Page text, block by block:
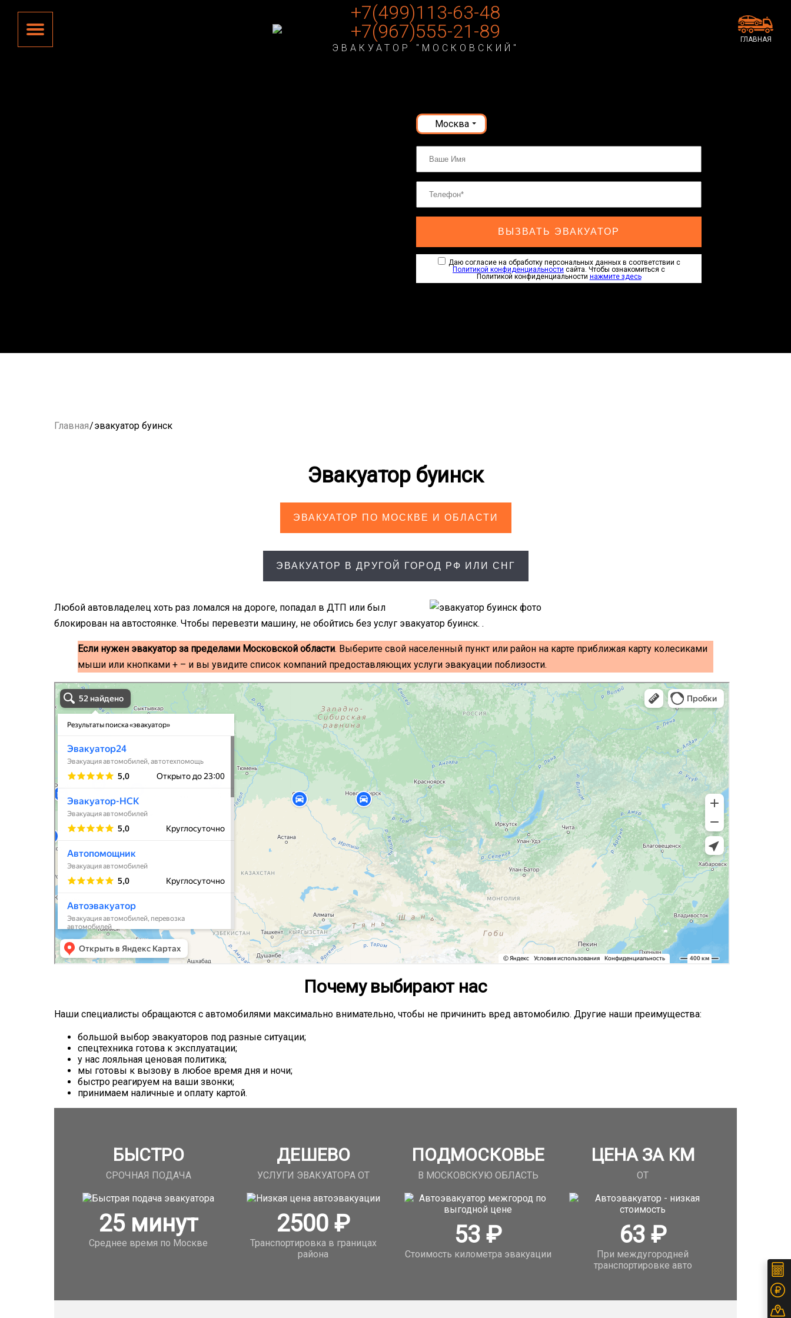
+7(499)113-63-48
+7(967)555-21-89
ЭВАКУАТОР "МОСКОВСКИЙ"
ГЛАВНАЯ
Москва
ВЫЗВАТЬ ЭВАКУАТОР
Даю согласие на обработку персональных данных в соответствии с
Политикой конфиденциальности сайта. Чтобы ознакомиться с
Политикой конфиденциальности нажмите здесь
Главная/эвакуатор буинск
Эвакуатор буинск
ЭВАКУАТОР ПО МОСКВЕ И ОБЛАСТИ
ЭВАКУАТОР В ДРУГОЙ ГОРОД РФ ИЛИ СНГ
Любой автовладелец хоть раз ломался на дороге, попадал в ДТП или был
блокирован на автостоянке. Чтобы перевезти машину, не обойтись без услуг эвакуатор буинск. .
Если нужен эвакуатор за пределами Московской области. Выберите свой населенный пункт или район на карте приближая карту колесиками
мыши или кнопками + – и вы увидите список компаний предоставляющих услуги эвакуации поблизости.
эвакуаторы на карте
Волоколамск
Почему выбирают нас
Наши специалисты обращаются с автомобилями максимально внимательно, чтобы не причинить вред автомобилю. Другие наши преимущества:
большой выбор эвакуаторов под разные ситуации;
спецтехника готова к эксплуатации;
у нас лояльная ценовая политика;
мы готовы к вызову в любое время дня и ночи;
быстро реагируем на ваши звонки;
принимаем наличные и оплату картой.
БЫСТРО
СРОЧНАЯ ПОДАЧА
25минут
Среднее время по Москве
ДЕШЕВО
УСЛУГИ ЭВАКУАТОРА ОТ
2500₽
Транспортировка в границах
района
ПОДМОСКОВЬЕ
В МОСКОВСКУЮ ОБЛАСТЬ
53₽
Стоимость километра эвакуации
ЦЕНА ЗА КМ
ОТ
63₽
При междугородней
транспортировке авто